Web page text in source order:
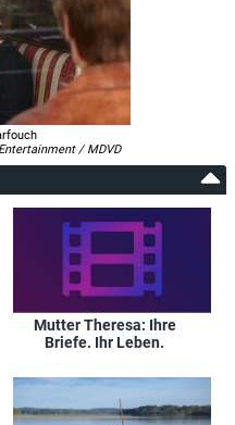
/ MDVD
Mutter Theresa: Ihre
Briefe. Ihr Leben.